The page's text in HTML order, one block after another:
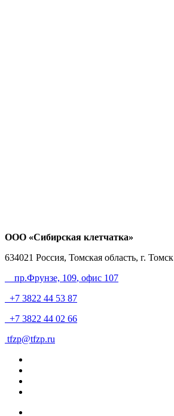
ООО «Сибирская клетчатка»
634021 Россия, Томская область, г. Томск
пр.Фрунзе, 109, офис 107
+7 3822 44 53 87
+7 3822 44 02 66
tfzp@tfzp.ru